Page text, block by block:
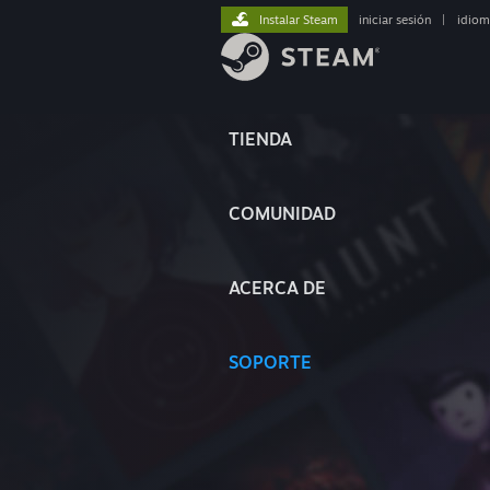
TIENDA
COMUNIDAD
ACERCA DE
SOPORTE
Instalar Steam iniciar sesión